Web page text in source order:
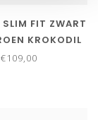
FIT ZWART
KROKODIL
€109,00